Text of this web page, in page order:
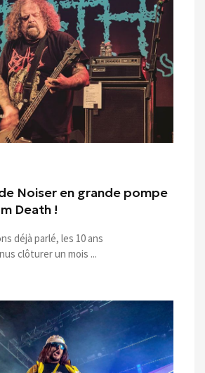
Noiser en grande pompe
Death !
déjà parlé, les 10 ans
clôturer un mois ...